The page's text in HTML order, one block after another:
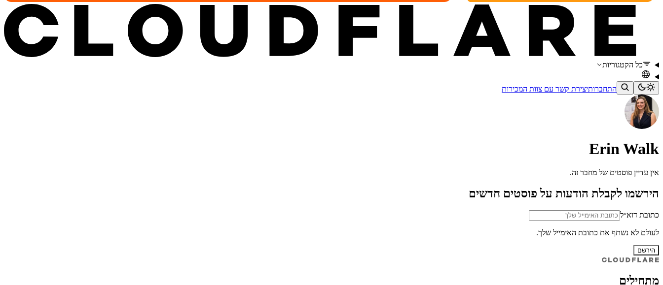
כל הקטגוריות
התחברותיצירת קשר עם צוות המכירות
Erin Walk
אין עדיין פוסטים של מחבר זה.
הירשמו לקבלת הודעות על פוסטים חדשים
כתובת דוא״ל
לעולם לא נשתף את כתובת האימייל שלך.
הירשם
מתחילים